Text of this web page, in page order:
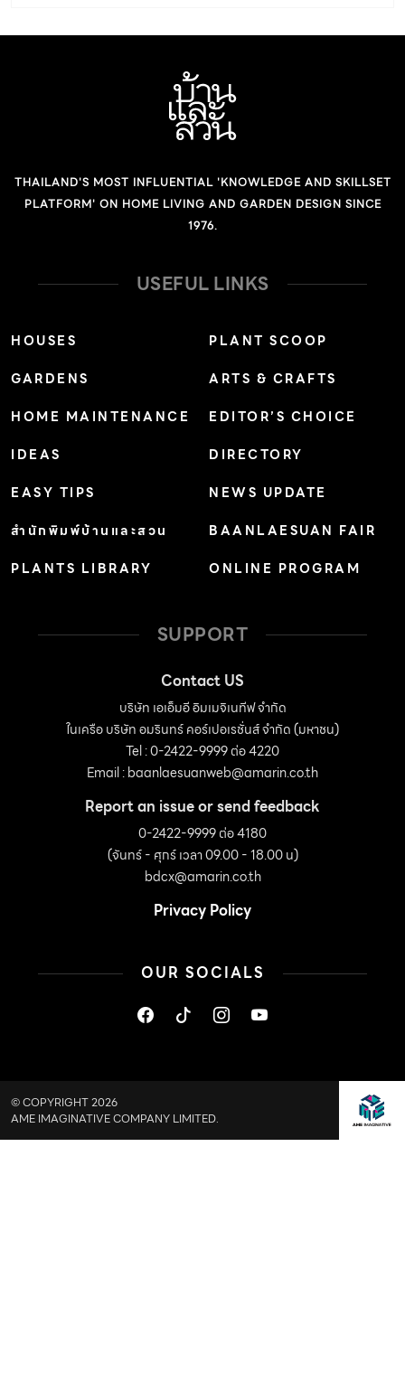
งานโครงสร้างยังแข็งแรงดีการรีโนเวทก็ทำได้ง่าย มีเพียงบาง
ส่วนเท่านั้นที่ต้องปรับปรุง เช่นผนังอาคารที่ดูโทรมหลุดลอก
ล่อน เพียงแค่ซ่อมแซมให้สมบูรณ์แล้วทาสีใหม่ก็เปลี่ยน
บรรยากาศให้บ้านใหม่ขึ้น หรือเปลี่ยนประตูหน้าต่าง ให้ใช้งาน
พอกับการอยู่อาศัยและให้ความรู้สึกเหมือนได้บ้านใหม่ในราคา
ที่คุ้มค่าแล้ว 2| ปรับนิด เปลี่ยนหน่อย อยู่สบายในแบบ
Modern Living ข้อดีของบ้านมือสองคือวัสดุก่อสร้าง
ก่อสร้างไม่สูงมาก ส่วนใหญ่จึงพบว่างานโครงสร้างยังแข็ง
เพียงตกแต่งภายในให้ลุคดูทันสมัย ดีไซน์สวยในแบบ
กันค่ะ
THAILAND'S MOST INFLUENTIAL 'KNOWLEDGE AND SKILLSET
PLATFORM' ON HOME LIVING AND GARDEN DESIGN SINCE
1976.
USEFUL LINKS
HOUSES
GARDENS
HOME MAINTENANCE
IDEAS
EASY TIPS
สำนักพิมพ์บ้านและสวน
PLANTS LIBRARY
PLANT SCOOP
ARTS & CRAFTS
EDITOR’S CHOICE
DIRECTORY
NEWS UPDATE
BAANLAESUAN FAIR
ONLINE PROGRAM
SUPPORT
Contact US
บริษัท เอเอ็มอี อิมเมจิเนทีฟ จำกัด
ในเครือ บริษัท อมรินทร์ คอร์เปอเรชั่นส์ จำกัด (มหาชน)
Tel : 0-2422-9999 ต่อ 4220
Email :baanlaesuanweb@amarin.co.th
Report an issue or send feedback
0-2422-9999 ต่อ 4180
(จันทร์ - ศุกร์ เวลา 09.00 - 18.00 น)
bdcx@amarin.co.th
Privacy Policy
OUR SOCIALS
© COPYRIGHT 2026
AME IMAGINATIVE COMPANY LIMITED.